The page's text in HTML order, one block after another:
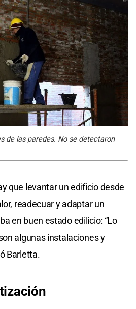
de las paredes. No se detectaron
que levantar un edificio desde
readecuar y adaptar un
en buen estado edilicio: “Lo
algunas instalaciones y
Barletta.